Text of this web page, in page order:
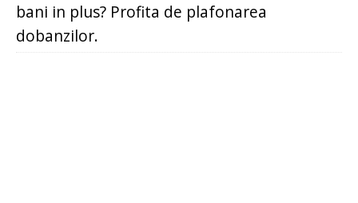
bani in plus? Profita de plafonarea
dobanzilor.